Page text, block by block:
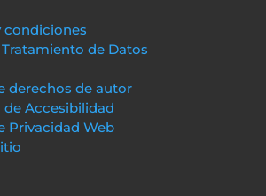
condiciones
Tratamiento de Datos
derechos de autor
de Accesibilidad
Privacidad Web